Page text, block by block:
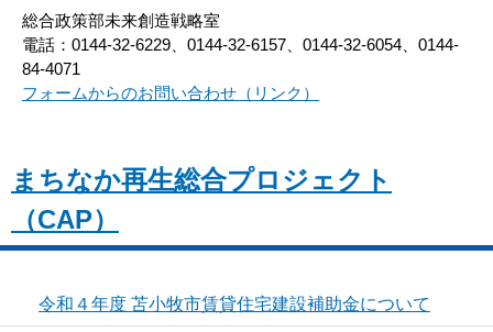
総合政策部未来創造戦略室
電話：0144-32-6229、0144-32-6157、0144-32-6054、0144-
84-4071
フォームからのお問い合わせ（リンク）
まちなか再生総合プロジェクト
（CAP）
令和４年度 苫小牧市賃貸住宅建設補助金について